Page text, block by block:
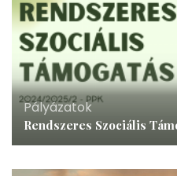
Pályázatok
Rendszeres Szociális